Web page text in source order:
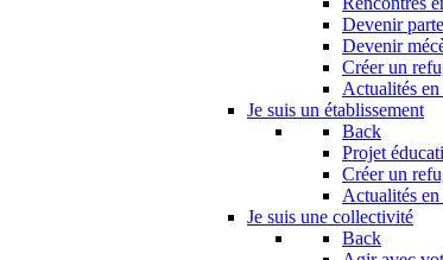
Devenir
Devenir
Créer un
Actualités
Je suis un établissement
Back
Projet
Créer un
Actualités en
Je suis une collectivité
Back